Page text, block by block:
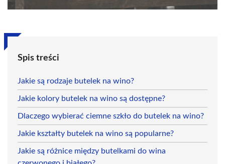
Spis treści
Jakie są rodzaje butelek na wino?
Jakie kolory butelek na wino są dostępne?
Dlaczego wybierać ciemne szkło do butelek na wino?
Jakie kształty butelek na wino są popularne?
Jakie są różnice między butelkami do wina